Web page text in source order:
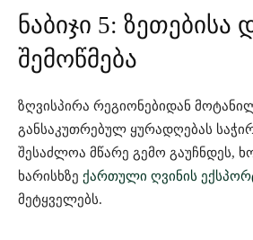
ნაბიჯი 5: ზეთებისა
შემოწმება
ზღვისპირა რეგიონებიდან
განსაკუთრებულ ყურადღებას
შესაძლოა მწარე გემო გაუჩნდეს,
ხარისხზე ქართული ღვინის
მეტყველებს.